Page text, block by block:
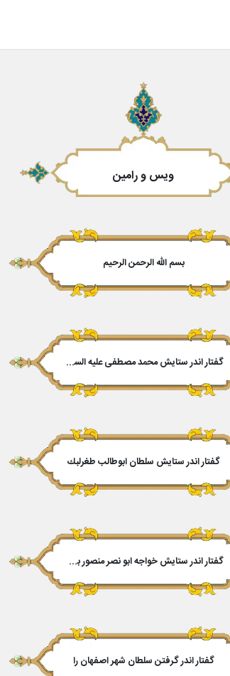
ویس و رامین
بسم الله الرحمن الرحیم
گفتار اندر ستایش محمد مصطفى علیه السلام
گفتار اندر ستایش سلطان ابوطالب طغرلبك
گفتار اندر ستایش خواجه ابو نصر منصور بن مهمد
گفتار اندر گرفتن سلطان شهر اصفهان را